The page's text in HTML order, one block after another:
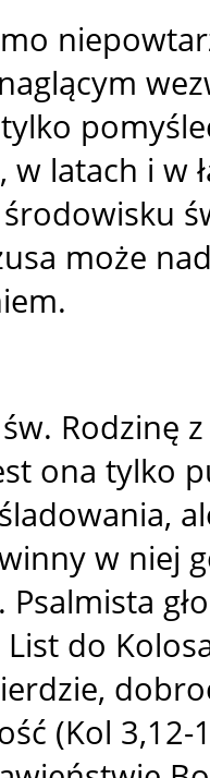
w latach i w
może
Rodzinę
ona tylko
w niej
List do
(Kol